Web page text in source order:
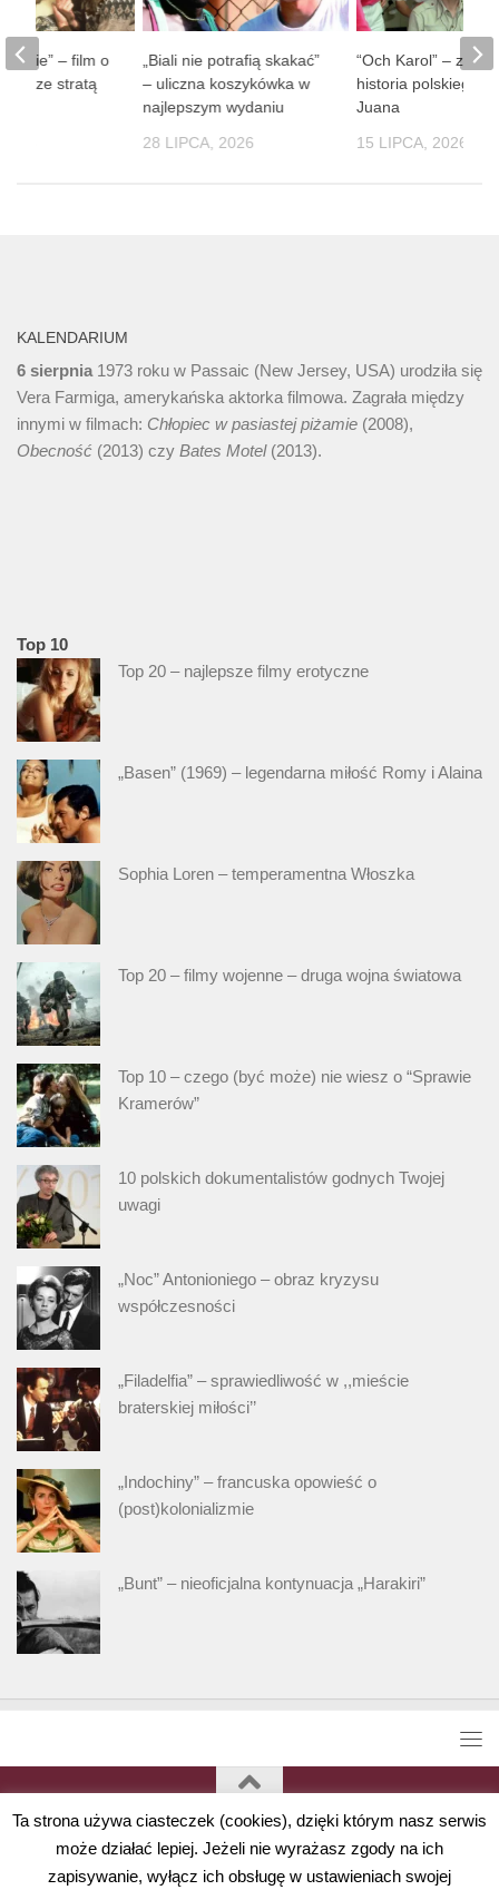
„Biali nie potrafią skakać”
– uliczna koszykówka w
najlepszym wydaniu
28 LIPCA, 2026
“Och Karol” –
historia polskiego
Juana
15 LIPCA, 2026
ludzie” – film o
ze stratą
KALENDARIUM
6 sierpnia 1973 roku w Passaic (New Jersey, USA) urodziła się
Vera Farmiga, amerykańska aktorka filmowa. Zagrała między
innymi w filmach: Chłopiec w pasiastej piżamie (2008),
Obecność (2013) czy Bates Motel(2013).
Top 10
Top 20 – najlepsze filmy erotyczne
„Basen” (1969) – legendarna miłość Romy i Alaina
Sophia Loren – temperamentna Włoszka
Top 20 – filmy wojenne – druga wojna światowa
Top 10 – czego (być może) nie wiesz o “Sprawie
Kramerów”
10 polskich dokumentalistów godnych Twojej
uwagi
„Noc” Antonioniego – obraz kryzysu
współczesności
„Filadelfia” – sprawiedliwość w ,,mieście
braterskiej miłości’’
„Indochiny” – francuska opowieść o
(post)kolonializmie
„Bunt” – nieoficjalna kontynuacja „Harakiri”
Ta strona używa ciasteczek (cookies), dzięki którym nasz serwis
może działać lepiej. Jeżeli nie wyrażasz zgody na ich
zapisywanie, wyłącz ich obsługę w ustawieniach swojej